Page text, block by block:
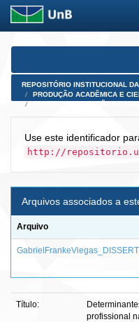
Skip
REPOSITÓRIO INSTITUCIONAL
PRODUÇÃO ACADÊMICA E
Use este identificador
http://
Arquivos associados a
Arquivo
Título:
profissional